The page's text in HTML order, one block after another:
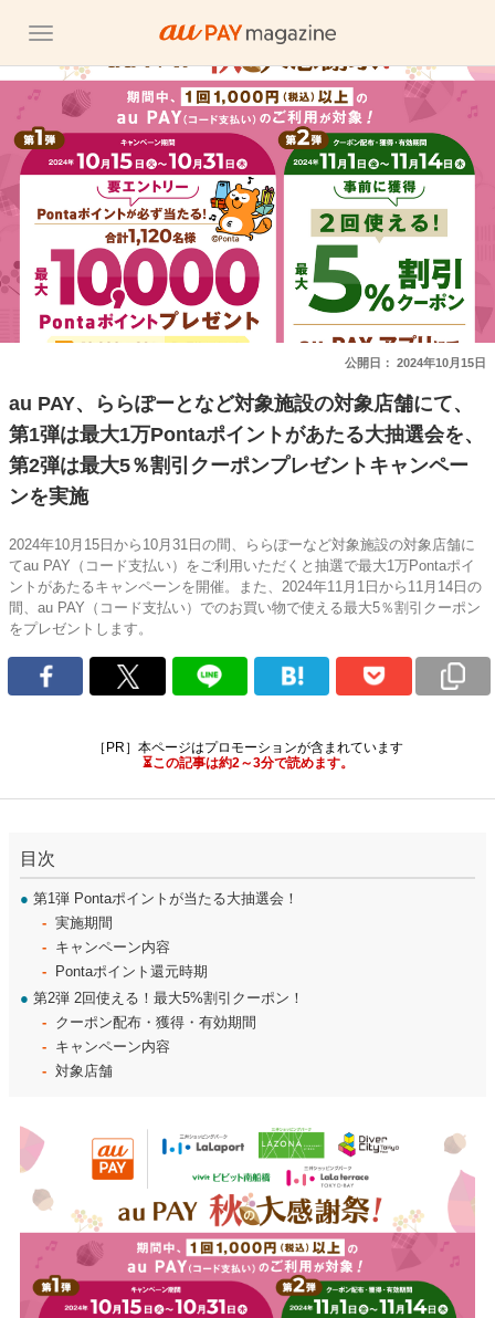
公開日： 2024年10月15日
au PAY、ららぽーとなど対象施設の対象店舗にて、
第1弾は最大1万Pontaポイントがあたる大抽選会を、
第2弾は最大5％割引クーポンプレゼントキャンペー
ンを実施
2024年10月15日から10月31日の間、ららぽーなど対象施設の対象店舗に
てau PAY（コード支払い）をご利用いただくと抽選で最大1万Pontaポイ
ントがあたるキャンペーンを開催。また、2024年11月1日から11月14日の
間、au PAY（コード支払い）でのお買い物で使える最大5％割引クーポン
をプレゼントします。
［PR］本ページはプロモーションが含まれています
⏳この記事は約2～3分で読めます。
目次
● 第1弾 Pontaポイントが当たる大抽選会！
実施期間
キャンペーン内容
Pontaポイント還元時期
● 第2弾 2回使える！最大5%割引クーポン！
クーポン配布・獲得・有効期間
キャンペーン内容
対象店舗